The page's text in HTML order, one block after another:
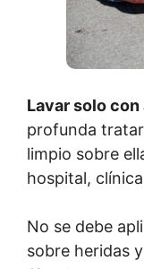
Lavar solo con
profunda
limpio sobre
hospital,
No se debe
sobre heridas